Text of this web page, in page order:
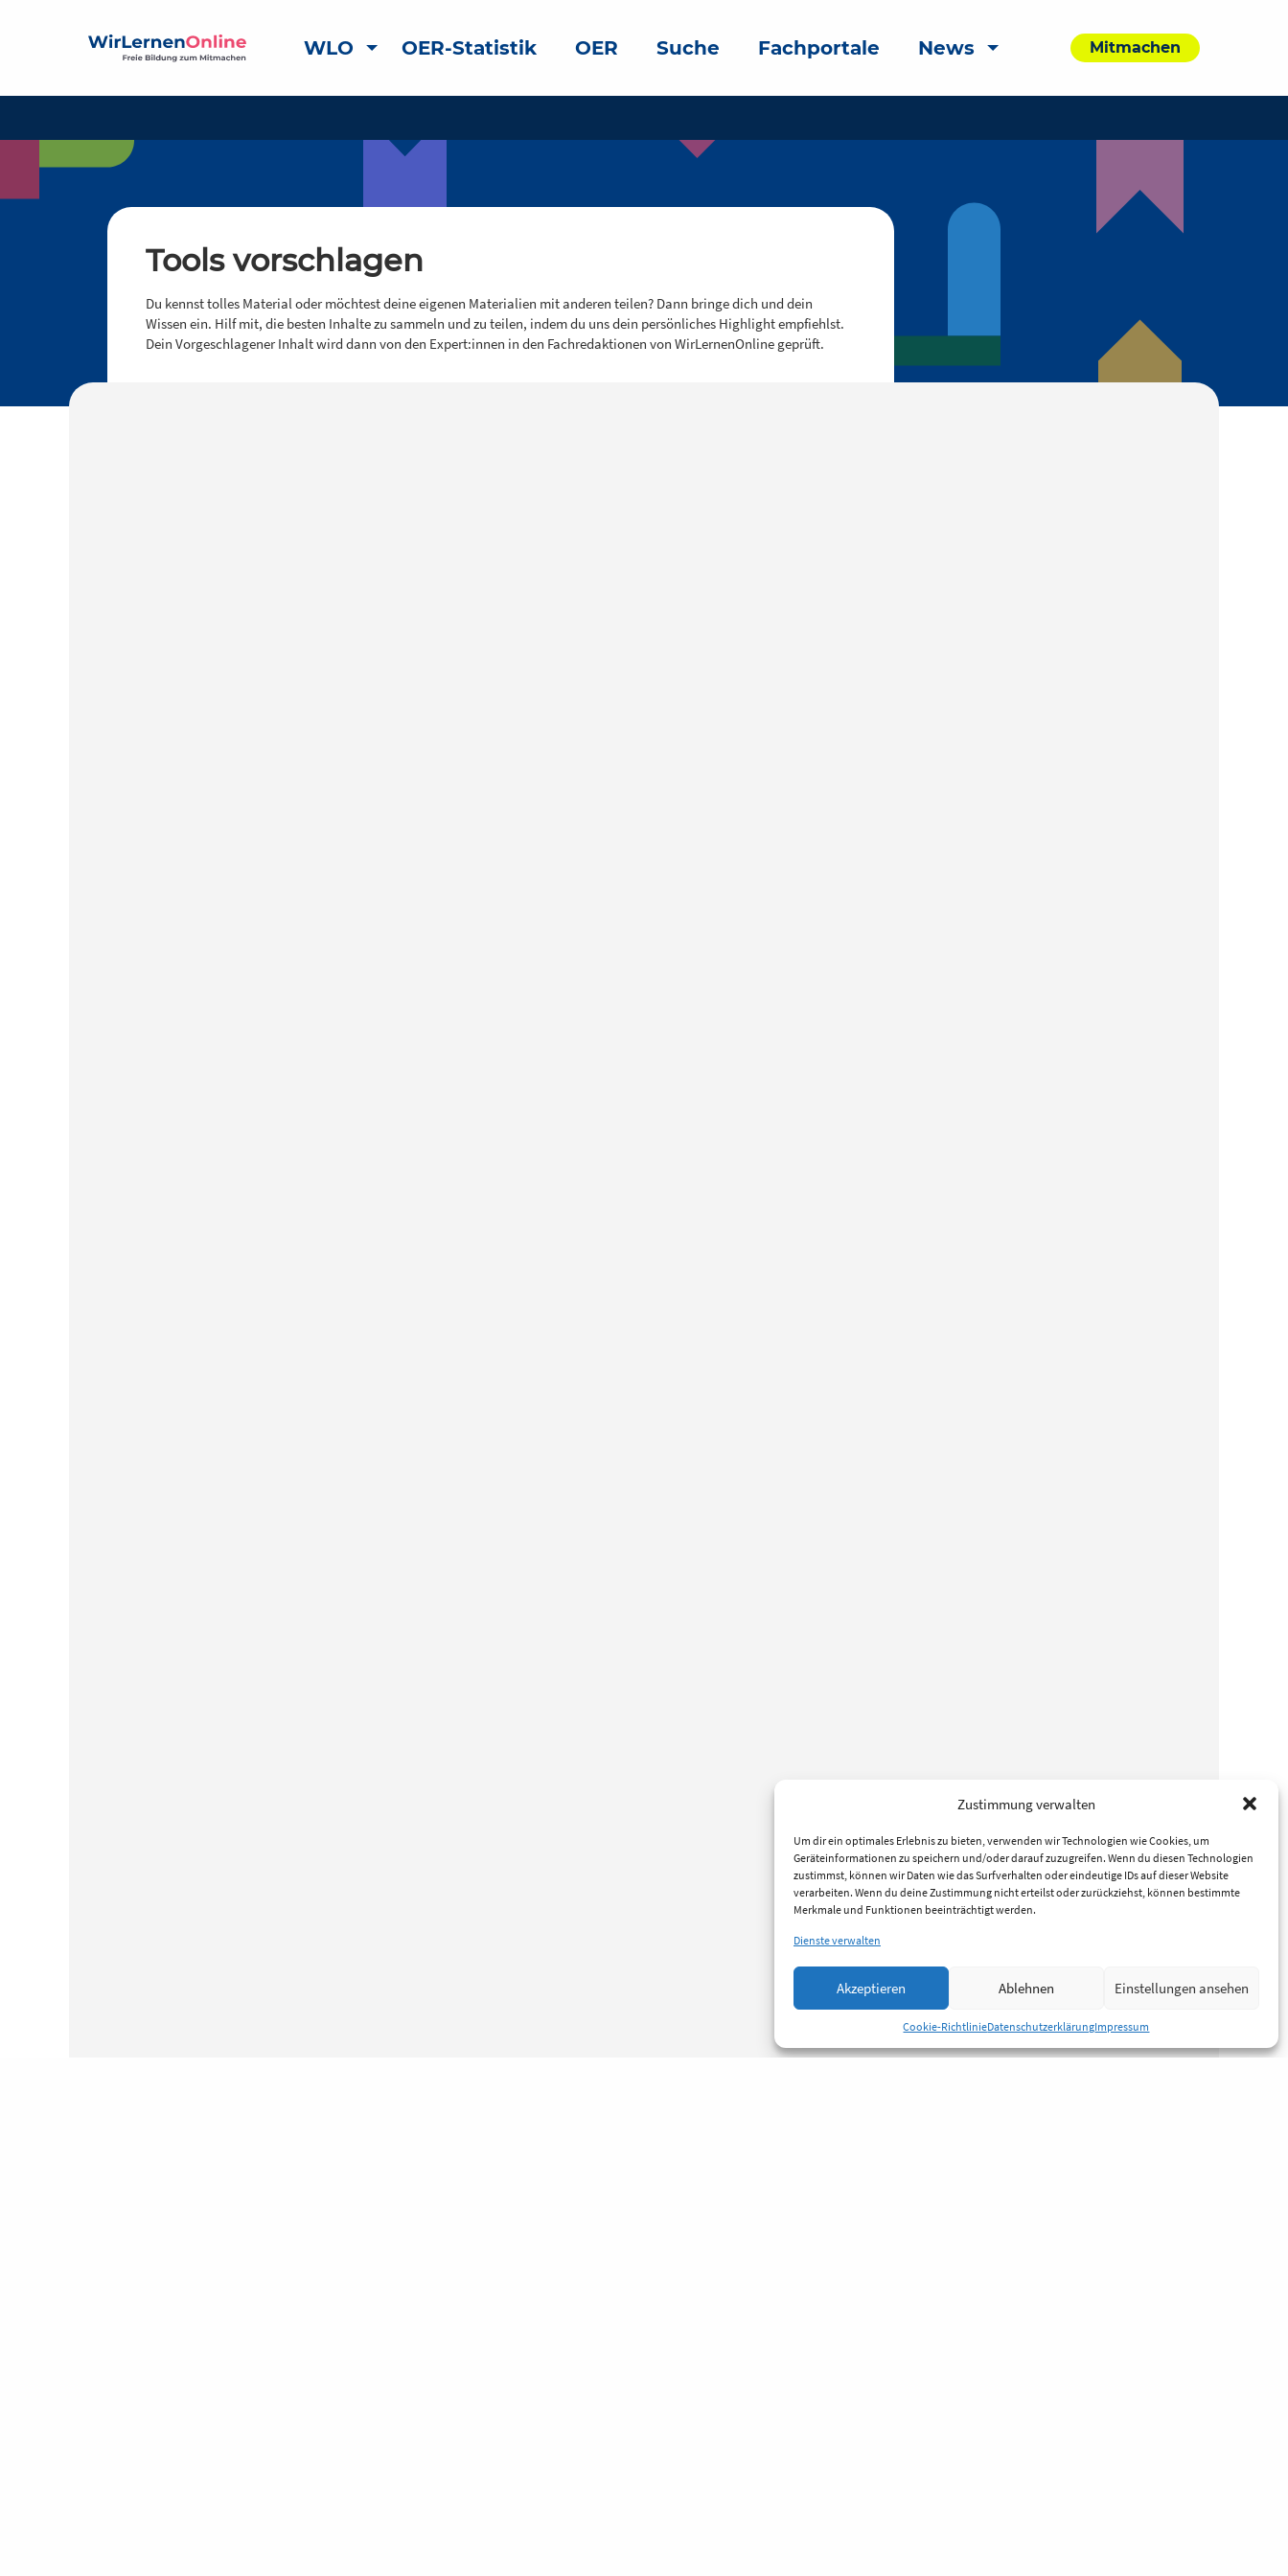
Zustimmung verwalten
Um dir ein optimales Erlebnis zu bieten, verwenden wir Technologien wie Cookies, um
Geräteinformationen zu speichern und/oder darauf zuzugreifen. Wenn du diesen Technologien
zustimmst, können wir Daten wie das Surfverhalten oder eindeutige IDs auf dieser Website
verarbeiten. Wenn du deine Zustimmung nicht erteilst oder zurückziehst, können bestimmte
Merkmale und Funktionen beeinträchtigt werden.
Dienste verwalten
Akzeptieren Ablehnen Einstellungen ansehen
Cookie-RichtlinieDatenschutzerklärungImpressum
WLO OER-Statistik OER Suche Fachportale News Mitmachen
Tools vorschlagen
Du kennst tolles Material oder möchtest deine eigenen Materialien mit anderen teilen? Dann bringe dich und dein
Wissen ein. Hilf mit, die besten Inhalte zu sammeln und zu teilen, indem du uns dein persönliches Highlight empfiehlst.
Dein Vorgeschlagener Inhalt wird dann von den Expert:innen in den Fachredaktionen von WirLernenOnline geprüft.